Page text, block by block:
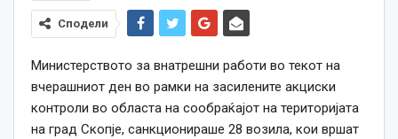
Сподели
Министерството за внатрешни работи во текот на
вчерашниот ден во рамки на засилените акциски
контроли во областа на сообраќајот на територијата
на град Скопје, санкционираше 28 возила, кои вршат